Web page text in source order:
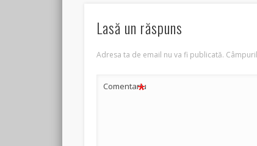
Lasă un răspuns
Adresa ta de email nu va fi publicată.
Comentariu
*